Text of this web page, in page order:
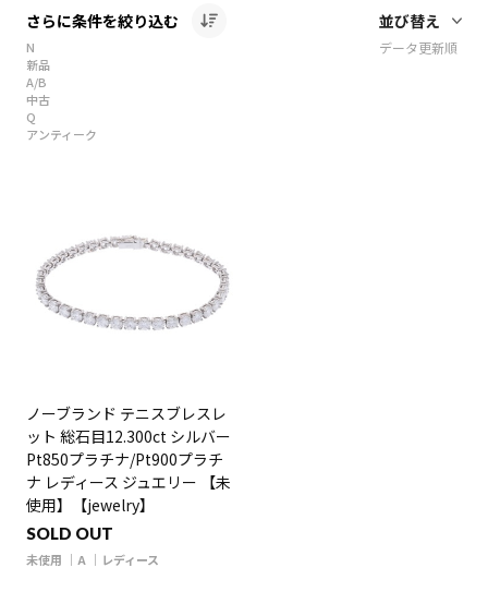
さらに条件を絞り込む
N
新品
A/B
中古
Q
アンティーク
データ更新順
ノーブランド テニスブレスレ
ット 総石目12.300ct シルバー
Pt850プラチナ/Pt900プラチ
ナ レディース ジュエリー 【未
使用】【jewelry】
SOLD OUT
未使用 A レディース